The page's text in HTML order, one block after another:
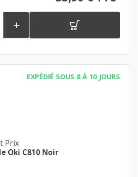

EXPÉDIÉ SOUS 8 À 10 JOURS
Prix
Oki C810 Noir